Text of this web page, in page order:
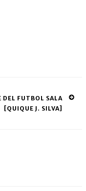
DEL FUTBOL SALA
[QUIQUE J. SILVA]